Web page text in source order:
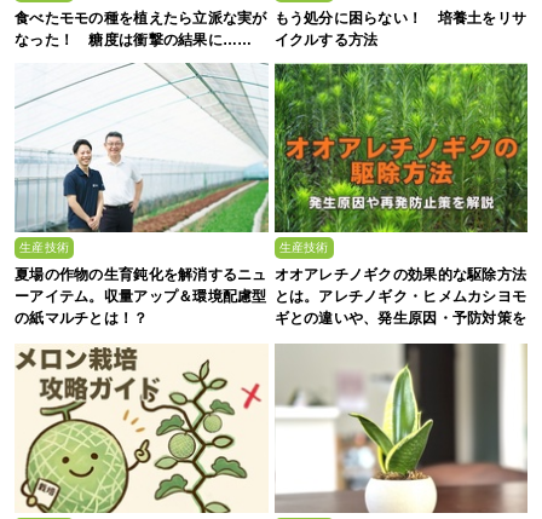
食べたモモの種を植えたら立派な実が
なった！ 糖度は衝撃の結果に……
もう処分に困らない！ 培養土をリサ
イクルする方法
生産技術
夏場の作物の生育鈍化を解消するニュ
ーアイテム。収量アップ＆環境配慮型
の紙マルチとは！？
生産技術
オオアレチノギクの効果的な駆除方法
とは。アレチノギク・ヒメムカシヨモ
ギとの違いや、発生原因・予防対策を
解説